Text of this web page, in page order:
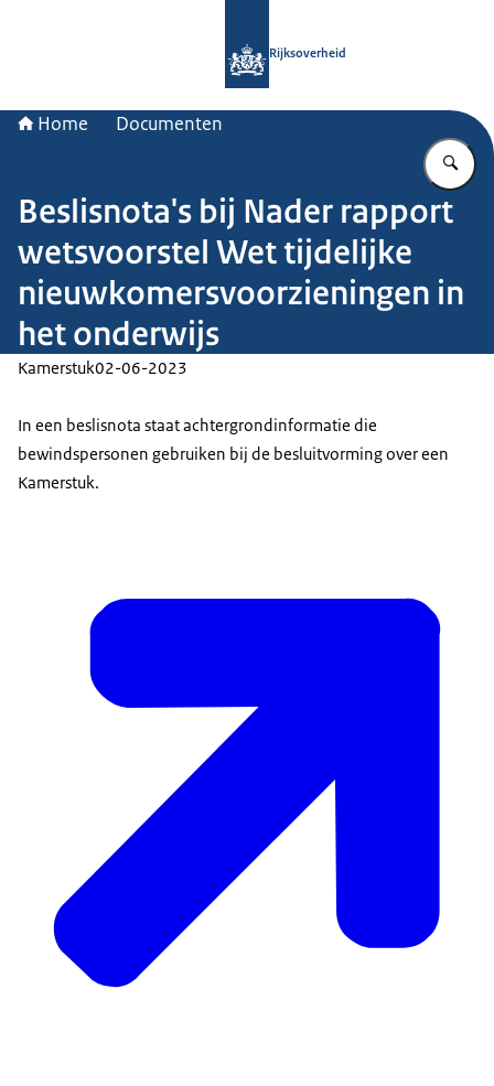
Rijksoverheid
Home Documenten
Beslisnota's bij Nader rapport
wetsvoorstel Wet tijdelijke
nieuwkomersvoorzieningen in
het onderwijs
Kamerstuk02-06-2023
In een beslisnota staat achtergrondinformatie die
bewindspersonen gebruiken bij de besluitvorming over een
Kamerstuk.